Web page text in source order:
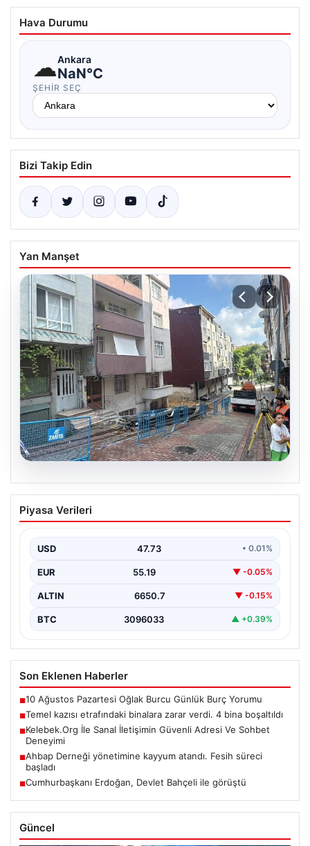
Hava Durumu
☁Ankara
NaN°C
ŞEHIR SEÇ
Bizi Takip Edin
Yan Manşet
Temel kazısı etrafındaki binalara zarar
verdi. 4 bina boşaltıldı
Piyasa Verileri
USD 47.73 • 0.01%
EUR 55.19 ▼ -0.05%
ALTIN 6650.7 ▼ -0.15%
BTC 3096033 ▲ +0.39%
Son Eklenen Haberler
■10 Ağustos Pazartesi Oğlak Burcu Günlük Burç Yorumu
■Temel kazısı etrafındaki binalara zarar verdi. 4 bina boşaltıldı
■Kelebek.Org İle Sanal İletişimin Güvenli Adresi Ve Sohbet
Deneyimi
■Ahbap Derneği yönetimine kayyum atandı. Fesih süreci
başladı
■Cumhurbaşkanı Erdoğan, Devlet Bahçeli ile görüştü
Güncel